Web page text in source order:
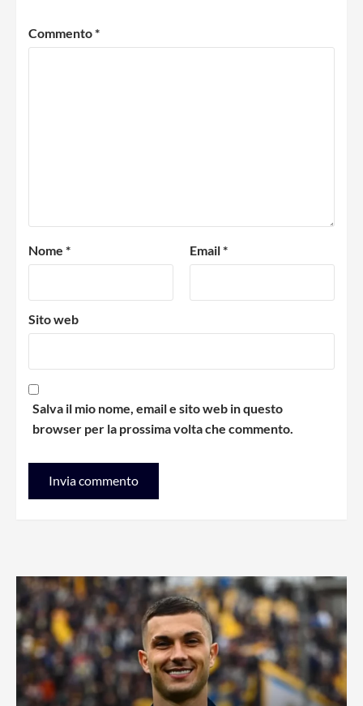
Commento*
Nome * Email*
Sito web
Salva il mio nome, email e sito web in questo
browser per la prossima volta che commento.